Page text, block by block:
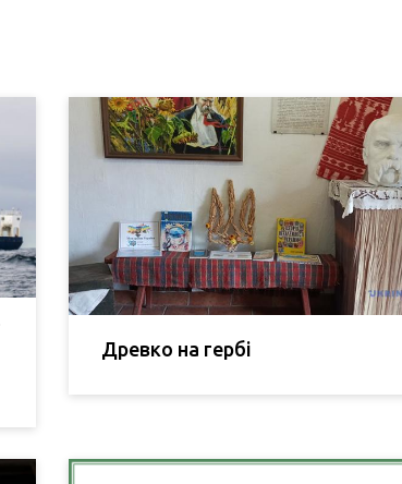
Древко на гербі